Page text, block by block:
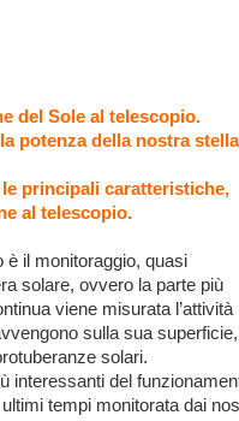
del Sole al telescopio.
potenza della nostra
principali caratteristiche,
al telescopio.
è il monitoraggio, quasi
solare, ovvero la parte più
viene misurata l’attività
sulla sua superficie,
solari.
interessanti del
tempi monitorata dai